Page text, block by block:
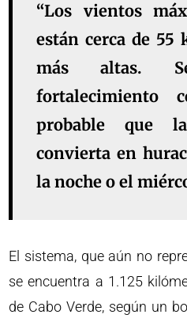
“Los vientos
están cerca de 55
más altas.
fortalecimiento
probable que
convierta en
la noche o el
El sistema, que aún no
se encuentra a 1.125
de Cabo Verde, según un